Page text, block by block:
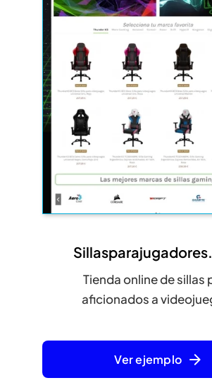
Tienda online de sillas
aficionados a
Ver ejemplo